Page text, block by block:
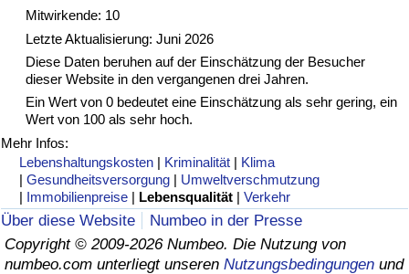
Mitwirkende: 10
Letzte Aktualisierung: Juni 2026
Diese Daten beruhen auf der Einschätzung der Besucher
dieser Website in den vergangenen drei Jahren.
Ein Wert von 0 bedeutet eine Einschätzung als sehr gering, ein
Wert von 100 als sehr hoch.
Mehr Infos:
Lebenshaltungskosten | Kriminalität | Klima
|Gesundheitsversorgung | Umweltverschmutzung
| Immobilienpreise | Lebensqualität |Verkehr
Über diese Website
Numbeo in der Presse
Copyright © 2009-2026 Numbeo. Die Nutzung von
numbeo.com unterliegt unseren Nutzungsbedingungen und
Gesundheitsversorgungs-Index nach Land
Umweltverschmutzung
Umweltverschmutzungs-Index (aktuell)
Verschmutzungsindex
Umweltverschmutzungs-Index nach Land
Verkehr